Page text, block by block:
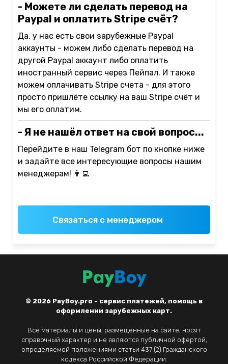
- Можете ли сделать перевод на
Paypal и оплатить Stripe счёт?
Да, у нас есть свои зарубежные Paypal
аккаунты - можем либо сделать перевод на
другой Paypal аккаунт либо оплатить
иностранный сервис через Пейпал. И также
можем оплачивать Stripe счета - для этого
просто пришлёте ссылку на ваш Stripe счёт и
мы его оплатим.
- Я не нашёл ответ на свой вопрос...
Перейдите в наш Telegram бот по кнопке ниже
и задайте все интересующие вопросы нашим
менеджерам! 👨‍💻
Связаться с менеджером
© 2026 PayBoy.pro - сервис платежей, помощь в
оформлении зарубежных карт.
Все материалы и цены, размещенные на сайте, носят
справочный характер и не являются публичной офертой,
определяемой положениями статьи 437 (2) Гражданского
кодекса Российской Федерации.